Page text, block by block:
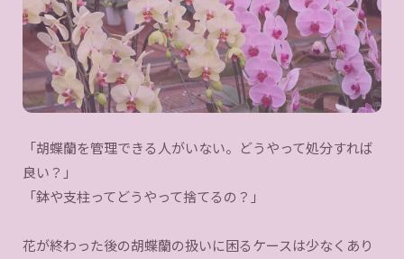
「胡蝶蘭を管理できる人がいない。どうやって処分すれば
良い？」
「鉢や支柱ってどうやって捨てるの？」
花が終わった後の胡蝶蘭の扱いに困るケースは少なくあり